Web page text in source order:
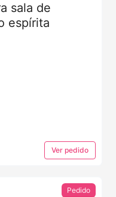
sala de
espírita
Ver pedido
Pedido